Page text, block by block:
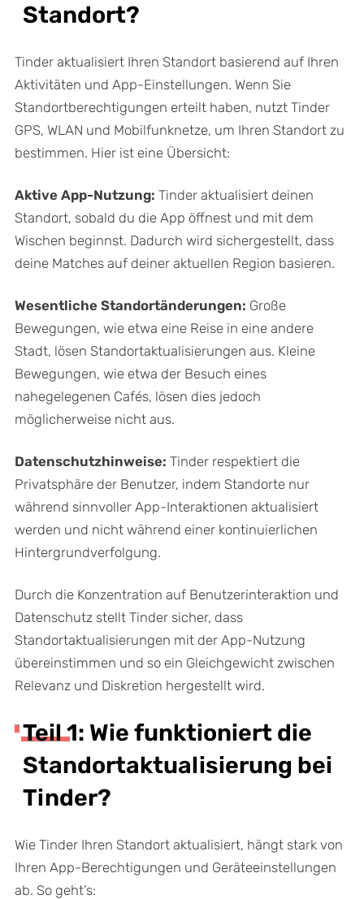
Standort?
Tinder aktualisiert Ihren Standort basierend auf Ihren
Aktivitäten und App-Einstellungen. Wenn Sie
Standortberechtigungen erteilt haben, nutzt Tinder
GPS, WLAN und Mobilfunknetze, um Ihren Standort zu
bestimmen. Hier ist eine Übersicht:
Aktive App-Nutzung: Tinder aktualisiert deinen
Standort, sobald du die App öffnest und mit dem
Wischen beginnst. Dadurch wird sichergestellt, dass
deine Matches auf deiner aktuellen Region basieren.
Wesentliche Standortänderungen: Große
Bewegungen, wie etwa eine Reise in eine andere
Stadt, lösen Standortaktualisierungen aus. Kleine
Bewegungen, wie etwa der Besuch eines
nahegelegenen Cafés, lösen dies jedoch
möglicherweise nicht aus.
Datenschutzhinweise: Tinder respektiert die
Privatsphäre der Benutzer, indem Standorte nur
während sinnvoller App-Interaktionen aktualisiert
werden und nicht während einer kontinuierlichen
Hintergrundverfolgung.
Durch die Konzentration auf Benutzerinteraktion und
Datenschutz stellt Tinder sicher, dass
Standortaktualisierungen mit der App-Nutzung
übereinstimmen und so ein Gleichgewicht zwischen
Relevanz und Diskretion hergestellt wird.
Teil 1: Wie funktioniert die
Standortaktualisierung bei
Tinder?
Wie Tinder Ihren Standort aktualisiert, hängt stark von
Ihren App-Berechtigungen und Geräteeinstellungen
ab. So geht’s: